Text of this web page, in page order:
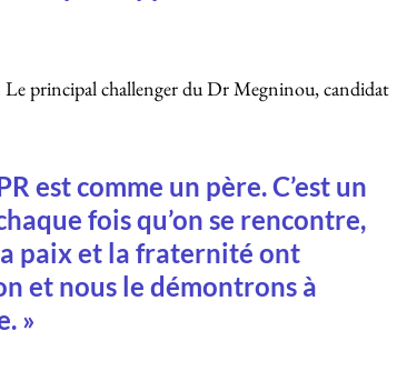
Le principal challenger du Dr Megninou, candidat
est comme un père. C’est un
fois qu’on se rencontre,
paix et la fraternité ont
et nous le démontrons à
»